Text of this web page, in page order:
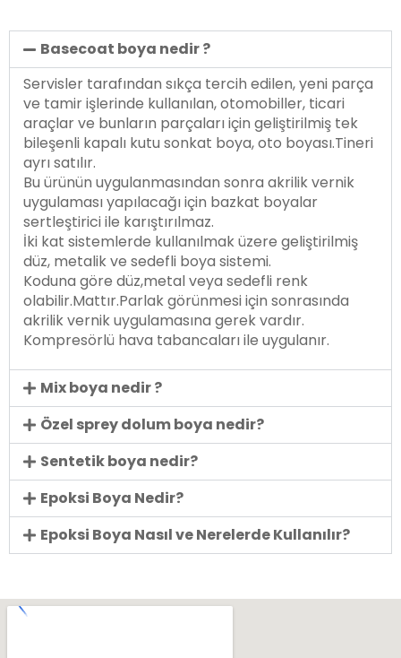
Basecoat boya nedir ?
Servisler tarafından sıkça tercih edilen, yeni parça
ve tamir işlerinde kullanılan, otomobiller, ticari
araçlar ve bunların parçaları için geliştirilmiş tek
bileşenli kapalı kutu sonkat boya, oto boyası.Tineri
ayrı satılır.
Bu ürünün uygulanmasından sonra akrilik vernik
uygulaması yapılacağı için bazkat boyalar
sertleştirici ile karıştırılmaz.
İki kat sistemlerde kullanılmak üzere geliştirilmiş
düz, metalik ve sedefli boya sistemi.
Koduna göre düz,metal veya sedefli renk
olabilir.Mattır.Parlak görünmesi için sonrasında
akrilik vernik uygulamasına gerek vardır.
Kompresörlü hava tabancaları ile uygulanır.
Mix boya nedir ?
Özel sprey dolum boya nedir?
Sentetik boya nedir?
Epoksi Boya Nedir?
Epoksi Boya Nasıl ve Nerelerde Kullanılır?